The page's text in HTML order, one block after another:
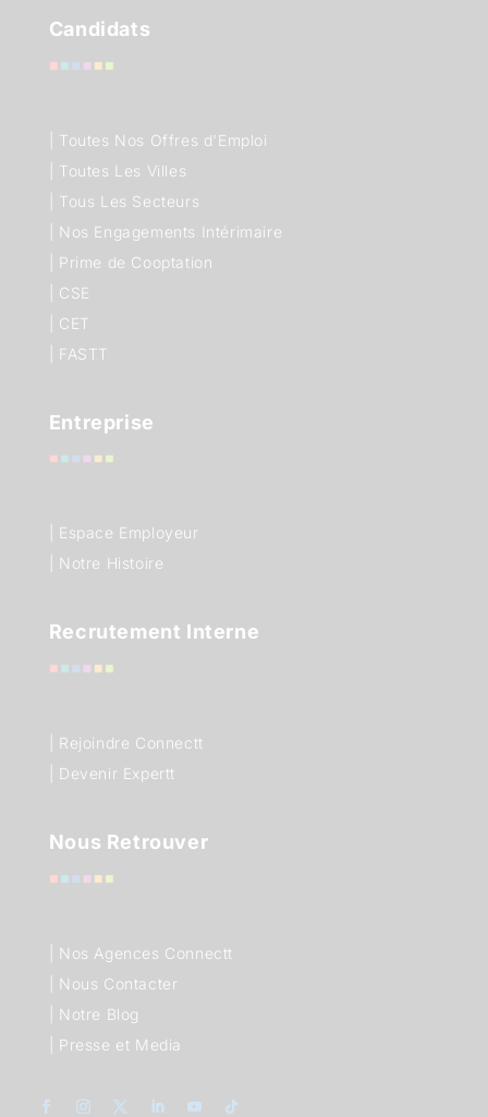
Candidats
Toutes Nos Offres d'Emploi
Toutes Les Villes
Tous Les Secteurs
Nos Engagements Intérimaire
Prime de Cooptation
CSE
CET
FASTT
Entreprise
| Espace Employeur
| Notre Histoire
Recrutement Interne
| Rejoindre Connectt
| Devenir Expertt
Nous Retrouver
Nos Agences Connectt
Nous Contacter
Notre Blog
Presse et Media